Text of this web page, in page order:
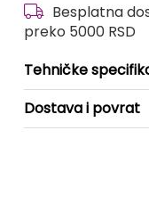
Besplatna
preko 5000 RSD
Tehničke
Dostava i povrat